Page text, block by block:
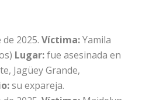
de 2025.Víctima:Yamila
Lugar:fue asesinada en
Jagüey Grande,
su expareja.